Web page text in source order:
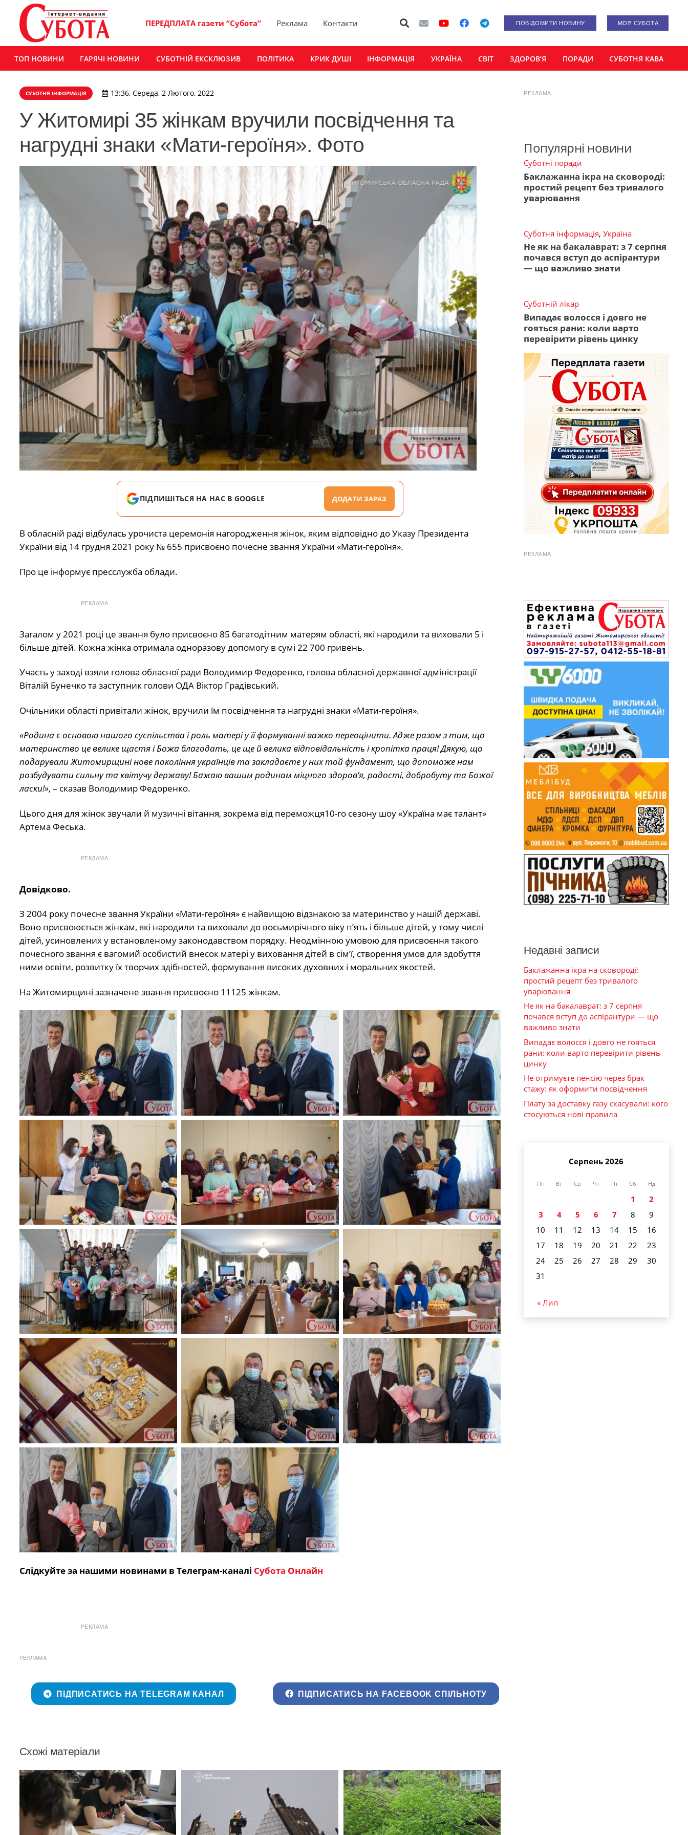
ПЕРЕДПЛАТА газети “Субота” Реклама Контакти ПОВІДОМИТИ НОВИНУ МОЯ СУБОТА
ТОП НОВИНИ ГАРЯЧІ НОВИНИ СУБОТНІЙ ЕКСКЛЮЗИВ ПОЛІТИКА КРИК ДУШІ ІНФОРМАЦІЯ УКРАЇНА СВІТ ЗДОРОВ’Я ПОРАДИ СУБОТНЯ КАВА
СУБОТНЯ ІНФОРМАЦІЯ 13:36, Середа, 2 Лютого, 2022
У Житомирі 35 жінкам вручили посвідчення та
нагрудні знаки «Мати-героїня». Фото
ПІДПИШІТЬСЯ НА НАС В GOOGLE ДОДАТИ ЗАРАЗ
В обласній раді відбулась урочиста церемонія нагородження жінок, яким відповідно до Указу Президента
України від 14 грудня 2021 року № 655 присвоєно почесне звання України «Мати-героїня».
Про це інформує пресслужба облади.
РЕКЛАМА
Загалом у 2021 році це звання було присвоєно 85 багатодітним матерям області, які народили та виховали 5 і
більше дітей. Кожна жінка отримала одноразову допомогу в сумі 22 700 гривень.
Участь у заході взяли голова обласної ради Володимир Федоренко, голова обласної державної адміністрації
Віталій Бунечко та заступник голови ОДА Віктор Градівський.
Очільники області привітали жінок, вручили їм посвідчення та нагрудні знаки «Мати-героїня».
«Родина є основою нашого суспільства і роль матері у її формуванні важко переоцінити. Адже разом з тим, що
материнство це велике щастя і Божа благодать, це ще й велика відповідальність і кропітка праця! Дякую, що
подарували Житомирщині нове покоління українців та закладаєте у них той фундамент, що допоможе нам
розбудувати сильну та квітучу державу! Бажаю вашим родинам міцного здоров’я, радості, добробуту та Божої
ласки!», – сказав Володимир Федоренко.
Цього дня для жінок звучали й музичні вітання, зокрема від переможця10-го сезону шоу «Україна має талант»
Артема Феська.
РЕКЛАМА
Довідково.
З 2004 року почесне звання України «Мати-героїня» є найвищою відзнакою за материнство у нашій державі.
Воно присвоюється жінкам, які народили та виховали до восьмирічного віку п’ять і більше дітей, у тому числі
дітей, усиновлених у встановленому законодавством порядку. Неодмінною умовою для присвоєння такого
почесного звання є вагомий особистий внесок матері у виховання дітей в сім’ї, створення умов для здобуття
ними освіти, розвитку їх творчих здібностей, формування високих духовних і моральних якостей.
На Житомирщині зазначене звання присвоєно 11125 жінкам.
Слідкуйте за нашими новинами в Телеграм-каналі Субота Онлайн
РЕКЛАМА
РЕКЛАМА
ПІДПИСАТИСЬ НА TELEGRAM КАНАЛ ПІДПИСАТИСЬ НА FACEBOOK СПІЛЬНОТУ
Схожі матеріали
РЕКЛАМА
Популярні новини
Суботні поради
Баклажанна ікра на сковороді:
простий рецепт без тривалого
уварювання
Суботня інформація, Україна
Не як на бакалаврат: з 7 серпня
почався вступ до аспірантури
— що важливо знати
Суботній лікар
Випадає волосся і довго не
гояться рани: коли варто
перевірити рівень цинку
РЕКЛАМА
Недавні записи
Баклажанна ікра на сковороді:
простий рецепт без тривалого
уварювання
Не як на бакалаврат: з 7 серпня
почався вступ до аспірантури — що
важливо знати
Випадає волосся і довго не гояться
рани: коли варто перевірити рівень
цинку
Не отримуєте пенсію через брак
стажу: як оформити посвідчення
Плату за доставку газу скасували: кого
стосуються нові правила
Серпень 2026
Пн Вт Ср Чт Пт Сб Нд
1
2
3
4 5 6 7 8
9
10
11 12 13 14 15
16
17
18 19 20 21 22
23
24
25 26 27 28 29
30
31
« Лип